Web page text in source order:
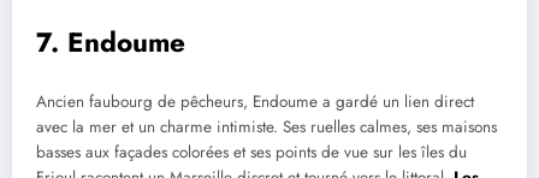
7. Endoume
Ancien faubourg de pêcheurs, Endoume a gardé un lien direct
avec la mer et un charme intimiste. Ses ruelles calmes, ses maisons
basses aux façades colorées et ses points de vue sur les îles du